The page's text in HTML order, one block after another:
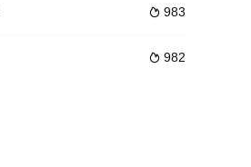
痛失爱女，又受
。在如此艰难的时刻，有人向袁青青提出了
卡家隔壁搬来了两个新邻居：因打赌而负债
 983
 982